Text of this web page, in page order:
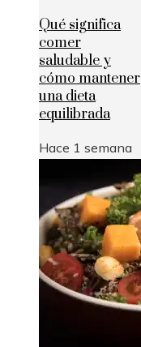
Qué significa
comer
saludable y
cómo mantener
una dieta
equilibrada
Hace 1 semana